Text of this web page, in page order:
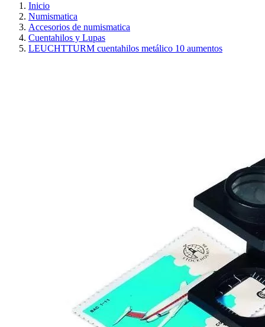
Inicio
Numismatica
Accesorios de numismatica
Cuentahilos y Lupas
LEUCHTTURM cuentahilos metálico 10 aumentos